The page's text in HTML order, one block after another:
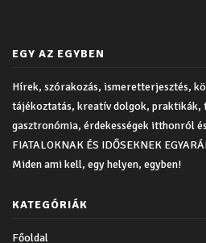
EGY AZ EGYBEN
Hírek, szórakozás, ismeretterjesztés,
tájékoztatás, kreatív dolgok, praktikák,
gasztronómia, érdekességek itthonról
FIATALOKNAK ÉS IDŐSEKNEK
Miden ami kell, egy helyen, egyben!
KATEGÓRIÁK
Főoldal